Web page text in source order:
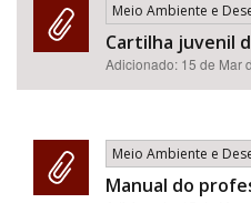
Meio Ambiente e
Cartilha juvenil
Adicionado: 15 de Mar
Meio Ambiente e
Manual do